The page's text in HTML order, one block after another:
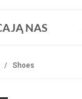
NAS
Shoes